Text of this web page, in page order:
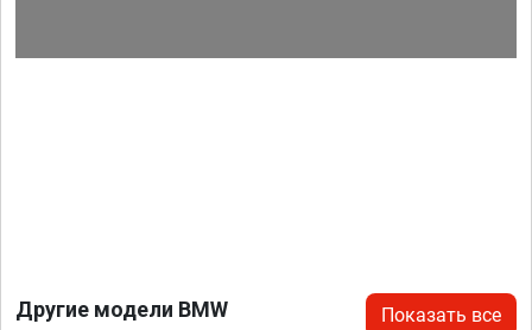
Другие модели BMW Показать все